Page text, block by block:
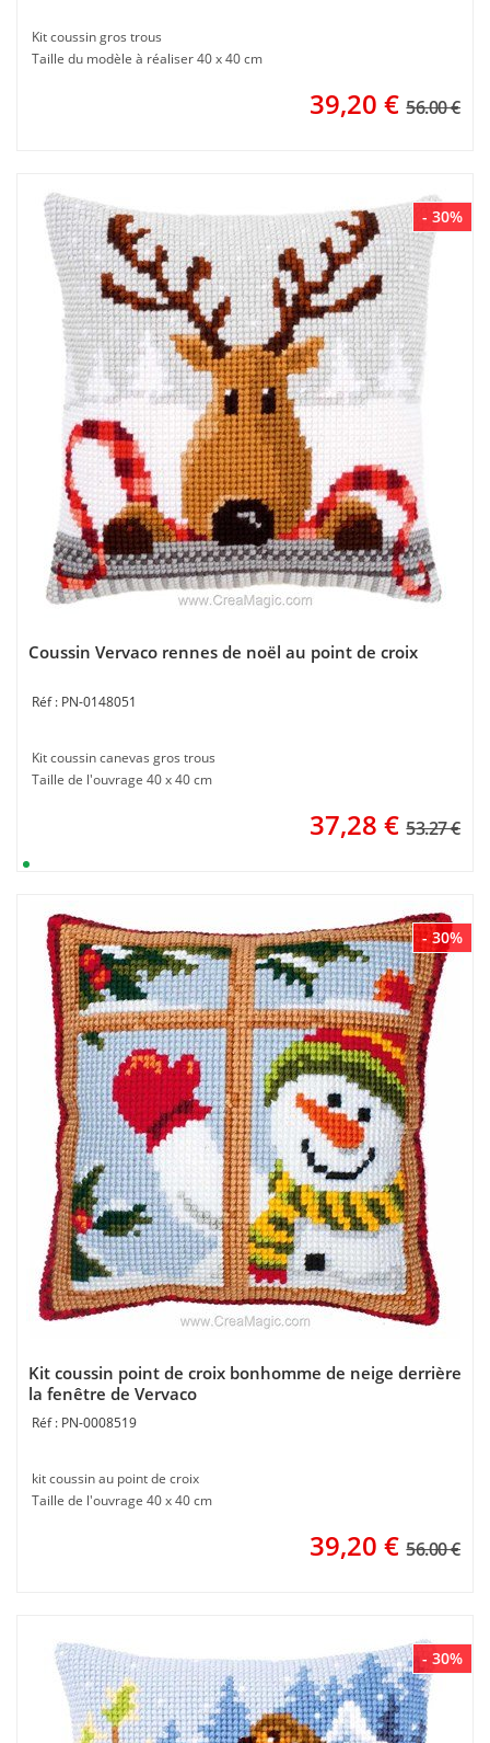
Kit coussin gros trous
Taille du modèle à réaliser 40 x 40 cm
39,20 € 56.00 €
- 30%
Coussin Vervaco rennes de noël au point de croix
PN-0148051
Kit coussin canevas gros trous
Taille de l'ouvrage 40 x 40 cm
37,28 € 53.27 €
- 30%
Kit coussin point de croix bonhomme de neige derrière
la fenêtre de Vervaco
PN-0008519
kit coussin au point de croix
Taille de l'ouvrage 40 x 40 cm
39,20 € 56.00 €
- 30%